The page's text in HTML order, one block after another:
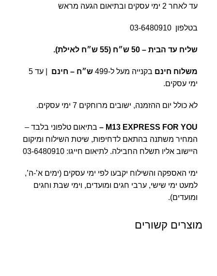
עד לאחר 2 ימי עסקים ובתיאום הגעה מראש
בטלפון 03-6480910
שליח עד הבית –
משלוח חינם בקנייה מעל ל-499 ש״ח – חינם
| עד 5
ימי עסקים.
לא כולל יום ההזמנה, ישובים מרוחקים 7 ימי עסקים.
M13 EXPRESS FOR YOU
– בתיאום טלפוני בלבד –
המחיר משתנה בהתאם לדחיפות, שיטת השילוח ומיקום
היישוב אליו תשלח החבילה. לתיאום חייגו: 03-6480910
ימי האספקה והשילוח יקבעו לפי ימי עסקים (ימים א’-ה’,
למעט ימי שישי, ערבי חגים ומועדים, וימי שבת וחגים
ומועדים).
מוצרים קשורים